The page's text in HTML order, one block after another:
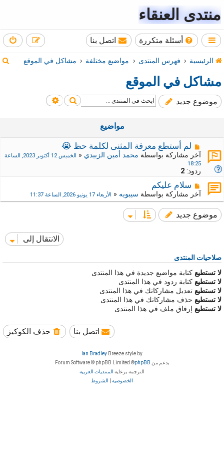
منتدى العنقاء
أسئلة متكررة اتصل بنا
الرئيسية فهرس المنتدى مواضيع مختلفة مشاكل في الموقع
مشاكل في الموقع
موضوع جديد بحث بحث متقدم
مواضيع
لم أستطع معرفة المثنى لكلمة حظ 😭
آخر مشاركة بواسطة محمد أمين الزبيدي «
الخميس 12 أكتوبر 2023, الساعة
18:25
ردود: 2
سلام عليكم
آخر مشاركة بواسطة سيبويه « الأربعاء 17 يونيو 2026, الساعة 11:37
موضوع جديد
الانتقال إلى
صلاحيات المنتدى
لا تستطيع كتابة مواضيع جديدة في هذا المنتدى
لا تستطيع كتابة ردود في هذا المنتدى
لا تستطيع تعديل مشاركاتك في هذا المنتدى
لا تستطيع حذف مشاركاتك في هذا المنتدى
لا تستطيع إرفاق ملف في هذا المنتدى
حذف الكوكيز اتصل بنا
Breeze style by
Ian Bradley
بدعم من phpBB
® Forum Software © phpBB Limited
الترجمة برعاية المنتديات العربية
الخصوصية
الشروط